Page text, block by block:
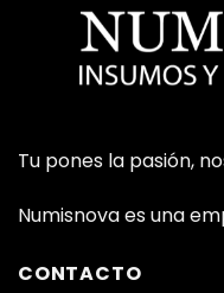
Tu pones la pasión,
Numisnova es una
CONTACTO